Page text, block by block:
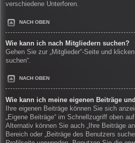
verschiedene Unterforen.
NACH OBEN
Wie kann ich nach Mitgliedern suchen?
Gehen Sie zur „Mitglieder“-Seite und
suchen“.
NACH OBEN
Wie kann ich meine eigenen Beiträge
Ihre eigenen Beiträge können Sie sich
„Eigene Beiträge“ im Schnellzugriff oben
Alternativ können Sie auch „Ihre Beiträge
Bereich oder „Beiträge des Benutzers